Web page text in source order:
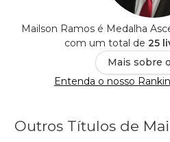
Mailson Ramos é Medalha
com um total de 25
Mais sobre
Entenda o nosso
Outros Títulos de